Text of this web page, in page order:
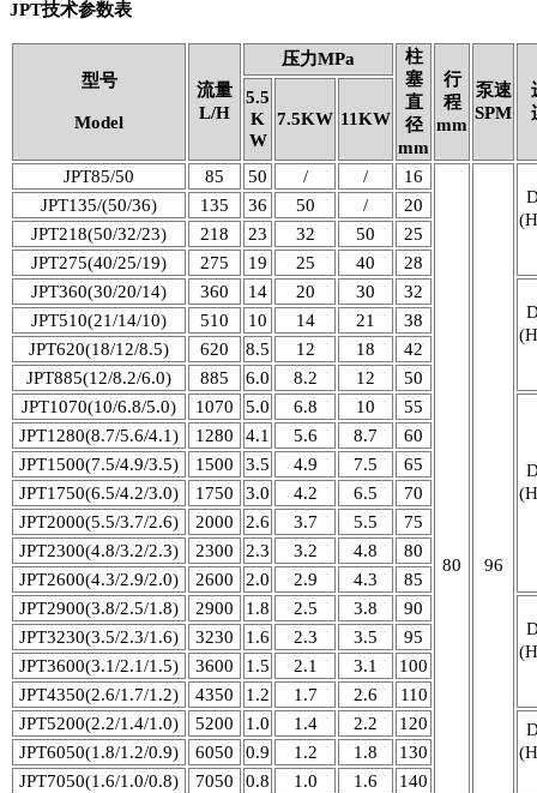
JPT技术参数表
型号
Model
流量
L/H
压力MPa
柱
塞
直
径
mm
行
程
mm
泵速
SPM
5.5
K
W
7.5KW 11KW
JPT85/50 85 50 / / 16
80 96
JPT135/(50/36) 135 36 50 /
20
JPT218(50/32/23)
218 23 32 50
25
JPT275(40/25/19)
275 19 25 40
28
JPT360(30/20/14)
360 14 20 30
32
JPT510(21/14/10) 510 10 14 21
38
JPT620(18/12/8.5)
620 8.5 12 18
42
JPT885(12/8.2/6.0)
885 6.0 8.2 12
50
JPT1070(10/6.8/5.0)
1070 5.0 6.8 10 55
JPT1280(8.7/5.6/4.1) 1280 4.1 5.6 8.7
60
JPT1500(7.5/4.9/3.5)
1500 3.5 4.9 7.5
65
JPT1750(6.5/4.2/3.0)
1750 3.0 4.2 6.5
70
JPT2000(5.5/3.7/2.6)
2000 2.6 3.7 5.5
75
JPT2300(4.8/3.2/2.3)
2300 2.3 3.2 4.8
80
JPT2600(4.3/2.9/2.0)
2600 2.0 2.9 4.3
85
JPT2900(3.8/2.5/1.8)
2900 1.8 2.5 3.8
90
JPT3230(3.5/2.3/1.6) 3230 1.6 2.3 3.5
95
JPT3600(3.1/2.1/1.5)
3600 1.5 2.1 3.1
100
JPT4350(2.6/1.7/1.2)
4350 1.2 1.7 2.6
110
JPT5200(2.2/1.4/1.0)
5200 1.0 1.4 2.2 120
JPT6050(1.8/1.2/0.9) 6050 0.9 1.2 1.8
130
JPT7050(1.6/1.0/0.8)
7050 0.8 1.0 1.6
140